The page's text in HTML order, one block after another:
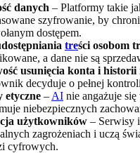
danych – Platformy takie
szyfrowanie, by
dostępem.
treści osobom
a dane nie są
usunięcia konta i historii
decyduje o pełnej
etyczne – AI nie angażuje się
niebezpiecznych
użytkowników – Serwisy
zagrożeniach i uczą
cyfrowych.